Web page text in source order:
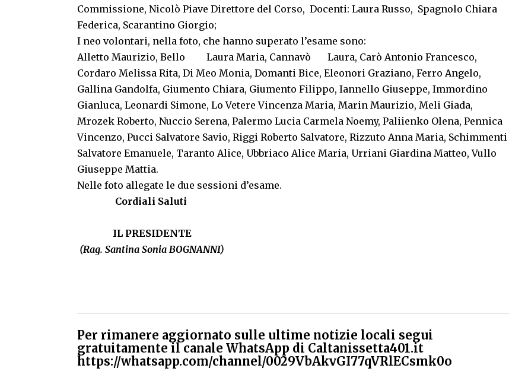
Commissione, Nicolò Piave Direttore del Corso, Docenti: Laura Russo, Spagnolo Chiara
Federica, Scarantino Giorgio;
I neo volontari, nella foto, che hanno superato l’esame sono:
Alletto Maurizio, Bello Laura Maria, Cannavò Laura, Carò Antonio Francesco,
Cordaro Melissa Rita, Di Meo Monia, Domanti Bice, Eleonori Graziano, Ferro Angelo,
Gallina Gandolfa, Giumento Chiara, Giumento Filippo, Iannello Giuseppe, Immordino
Gianluca, Leonardi Simone, Lo Vetere Vincenza Maria, Marin Maurizio, Meli Giada,
Mrozek Roberto, Nuccio Serena, Palermo Lucia Carmela Noemy, Paliienko Olena, Pennica
Vincenzo, Pucci Salvatore Savio, Riggi Roberto Salvatore, Rizzuto Anna Maria, Schimmenti
Salvatore Emanuele, Taranto Alice, Ubbriaco Alice Maria, Urriani Giardina Matteo, Vullo
Giuseppe Mattia.
Nelle foto allegate le due sessioni d’esame.
Cordiali Saluti
IL PRESIDENTE
(Rag. Santina Sonia BOGNANNI)
Per rimanere aggiornato sulle ultime notizie locali segui
gratuitamente il canale WhatsApp di Caltanissetta401.it
https://whatsapp.com/channel/0029VbAkvGI77qVRlECsmk0o